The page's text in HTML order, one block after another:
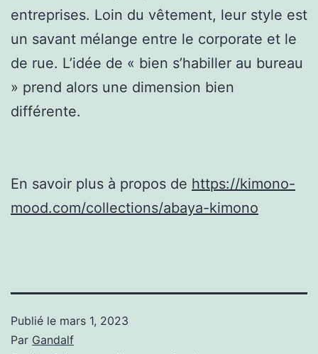
entreprises. Loin du vêtement, leur style est
un savant mélange entre le corporate et le
de rue. L’idée de « bien s’habiller au bureau
» prend alors une dimension bien
différente.
En savoir plus à propos de https://kimono-
mood.com/collections/abaya-kimono
Publié le mars 1, 2023
Par Gandalf